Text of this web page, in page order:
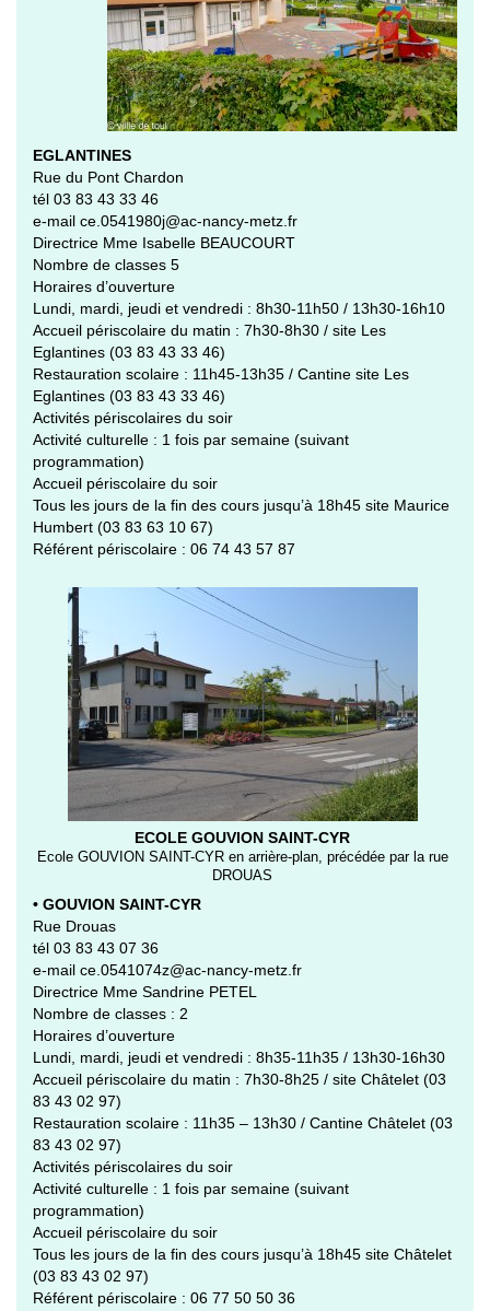
EGLANTINES
Rue du Pont Chardon
tél 03 83 43 33 46
e-mail ce.0541980j@ac-nancy-metz.fr
Directrice Mme Isabelle BEAUCOURT
Nombre de classes 5
Horaires d’ouverture
Lundi, mardi, jeudi et vendredi : 8h30-11h50 / 13h30-16h10
Accueil périscolaire du matin : 7h30-8h30 / site Les
Eglantines (03 83 43 33 46)
Restauration scolaire : 11h45-13h35 / Cantine site Les
Eglantines (03 83 43 33 46)
Activités périscolaires du soir
Activité culturelle : 1 fois par semaine (suivant
programmation)
Accueil périscolaire du soir
Tous les jours de la fin des cours jusqu’à 18h45 site Maurice
Humbert (03 83 63 10 67)
Référent périscolaire : 06 74 43 57 87
ECOLE GOUVION SAINT-CYR
Ecole GOUVION SAINT-CYR en arrière-plan, précédée par la rue
DROUAS
• GOUVION SAINT-CYR
Rue Drouas
tél 03 83 43 07 36
e-mail ce.0541074z@ac-nancy-metz.fr
Directrice Mme Sandrine PETEL
Nombre de classes : 2
Horaires d’ouverture
Lundi, mardi, jeudi et vendredi : 8h35-11h35 / 13h30-16h30
Accueil périscolaire du matin : 7h30-8h25 / site Châtelet (03
83 43 02 97)
Restauration scolaire : 11h35 – 13h30 / Cantine Châtelet (03
83 43 02 97)
Activités périscolaires du soir
Activité culturelle : 1 fois par semaine (suivant
programmation)
Accueil périscolaire du soir
Tous les jours de la fin des cours jusqu’à 18h45 site Châtelet
(03 83 43 02 97)
Référent périscolaire : 06 77 50 50 36